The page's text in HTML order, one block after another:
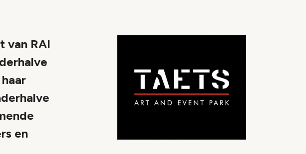
van RAI
en